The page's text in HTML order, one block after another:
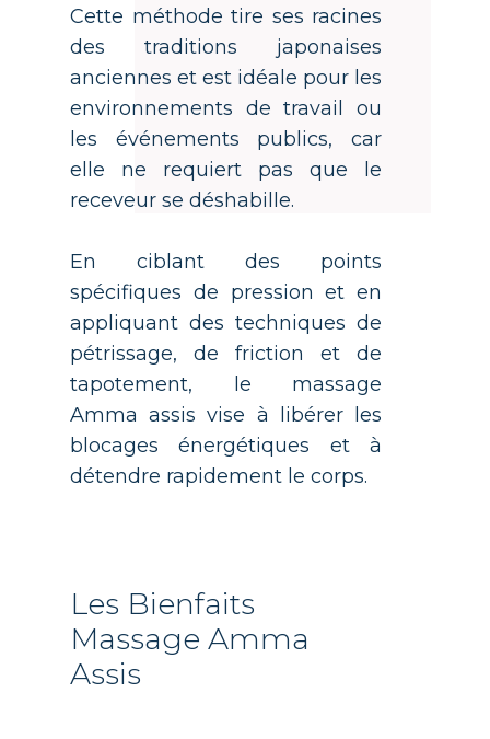
Cette méthode tire ses racines
des traditions japonaises
anciennes et est idéale pour les
environnements de travail ou
les événements publics, car
elle ne requiert pas que le
receveur se déshabille.
En ciblant des points
spécifiques de pression et en
appliquant des techniques de
pétrissage, de friction et de
tapotement, le massage
Amma assis vise à libérer les
blocages énergétiques et à
détendre rapidement le corps.
Les Bienfaits
Massage Amma
Assis